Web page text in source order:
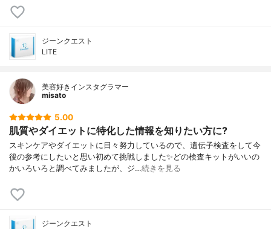
ジーンクエスト
LITE
美容好きインスタグラマー
misato
5.00
肌質やダイエットに特化した情報を知りたい方に?
スキンケアやダイエットに日々努力しているので、遺伝子検査をして今
後の参考にしたいと思い初めて挑戦しました✨どの検査キットがいいの
かいろいろと調べてみましたが、ジ…続きを見る
ジーンクエスト